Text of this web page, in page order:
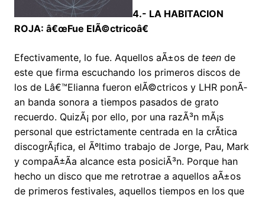
4.- LA HABITACION
ROJA: â€œFue ElÃ©ctricoâ€
Efectivamente, lo fue. Aquellos aÃ±os de teen de
este que firma escuchando los primeros discos de
los de Lâ€™Elianna fueron elÃ©ctricos y LHR ponÃ­
an banda sonora a tiempos pasados de grato
recuerdo. QuizÃ¡ por ello, por una razÃ³n mÃ¡s
personal que estrictamente centrada en la crÃ­tica
discogrÃ¡fica, el Ãºltimo trabajo de Jorge, Pau, Mark
y compaÃ±Ã­a alcance esta posiciÃ³n. Porque han
hecho un disco que me retrotrae a aquellos aÃ±os
de primeros festivales, aquellos tiempos en los que